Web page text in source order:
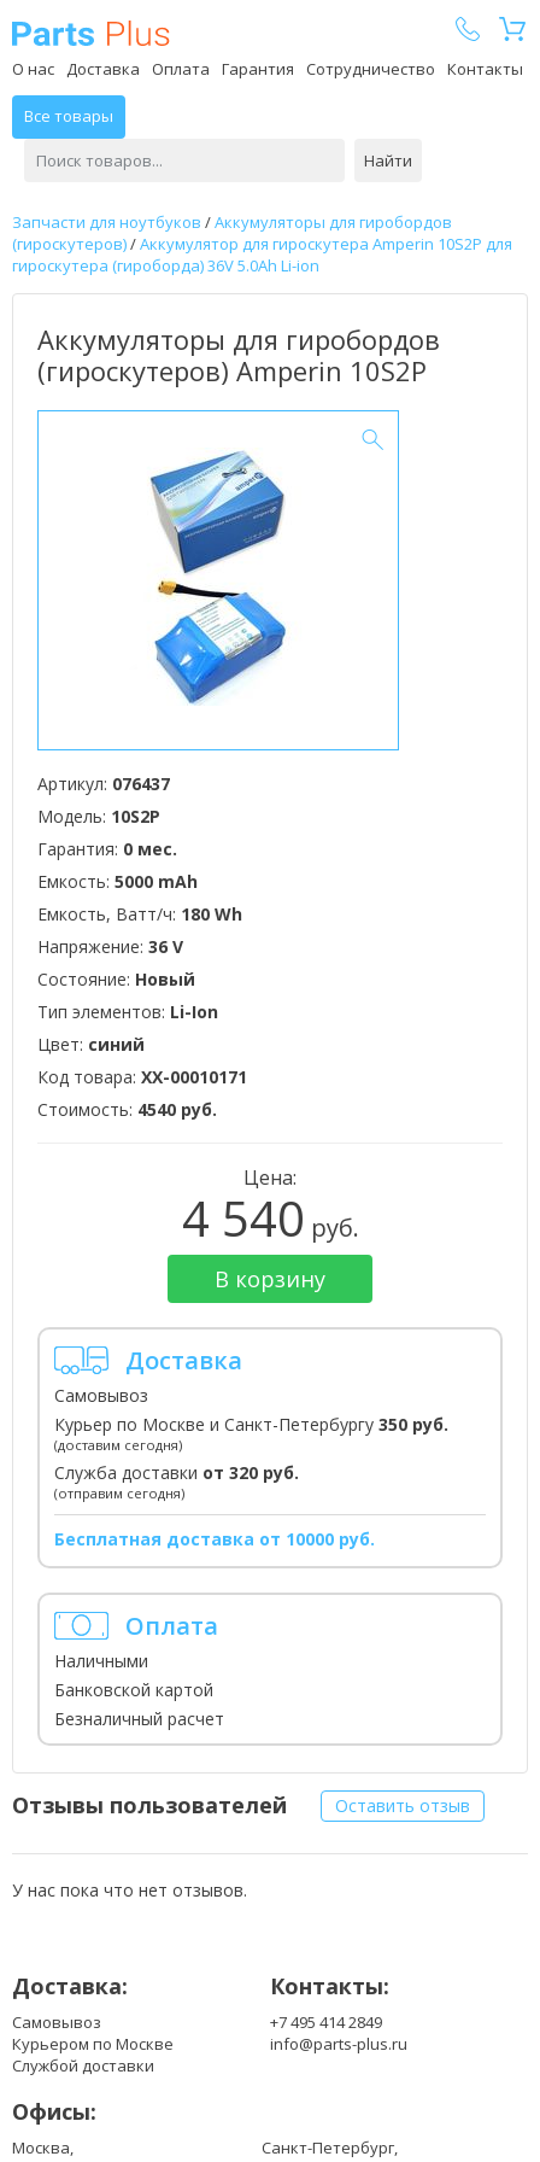
О нас Доставка Оплата Гарантия Сотрудничество Контакты
Все товары
Найти
Запчасти для ноутбуков /Аккумуляторы для гиробордов
(гироскутеров)/Аккумулятор для гироскутера Amperin 10S2P для
гироскутера (гироборда) 36V 5.0Ah Li-ion
Аккумуляторы для гиробордов
(гироскутеров) Amperin 10S2P
Артикул: 076437
Модель: 10S2P
Гарантия: 0 мес.
Емкость: 5000 mAh
Емкость, Ватт/ч: 180 Wh
Напряжение: 36 V
Состояние: Новый
Тип элементов: Li-Ion
Цвет: синий
Код товара: XX-00010171
Стоимость: 4540 руб.
Цена:
4 540 руб.
В корзину
Доставка
Самовывоз
Курьер по Москве и Санкт-Петербургу 350 руб.
(доставим сегодня)
Служба доставки от 320 руб.
(отправим сегодня)
Бесплатная доставка от 10000 руб.
Оплата
Наличными
Банковской картой
Безналичный расчет
Отзывы пользователей Оставить отзыв
У нас пока что нет отзывов.
Доставка:
Самовывоз
Курьером по Москве
Службой доставки
Контакты:
+7 495 414 2849
info@parts-plus.ru
Офисы:
Москва,
Санкт-Петербург,